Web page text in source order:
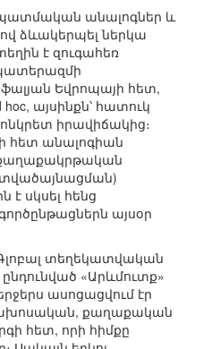
պատմական անալոգներ և
ձևակերպել ներկա
է զուգահեռ
Եվրոպայի հետ,
hoc, այսինքն՝ հատուկ
իրավիճակից։
հետ անալոգիան
է սկսել հենց
այսօր
տեղեկատվական
ընդունված «Արևմուտք»
ասոցացվում էր
քաղաքական
հետ, որի հիմքը